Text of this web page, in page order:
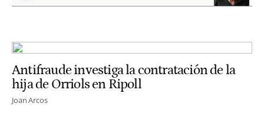
Antifraude investiga la contratación de la
hija de Orriols en Ripoll
Joan Arcos